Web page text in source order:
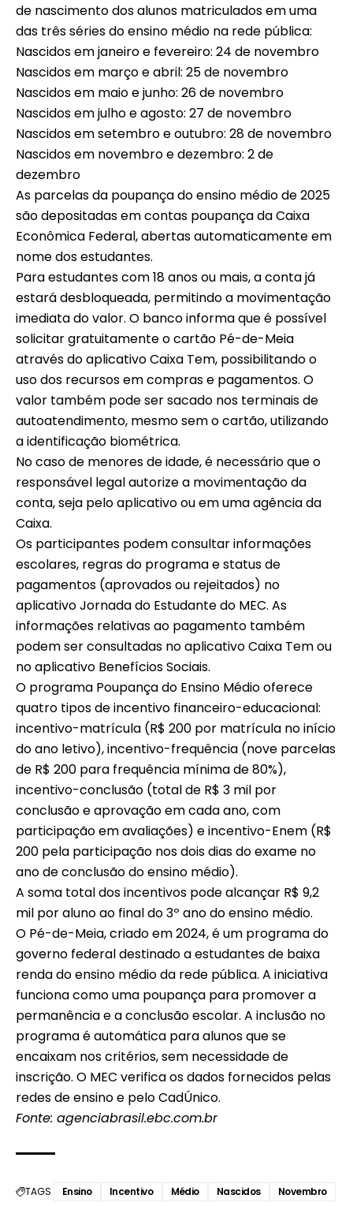
de nascimento dos alunos matriculados em uma
das três séries do ensino médio na rede pública:
Nascidos em janeiro e fevereiro: 24 de novembro
Nascidos em março e abril: 25 de novembro
Nascidos em maio e junho: 26 de novembro
Nascidos em julho e agosto: 27 de novembro
Nascidos em setembro e outubro: 28 de novembro
Nascidos em novembro e dezembro: 2 de
dezembro
As parcelas da poupança do ensino médio de 2025
são depositadas em contas poupança da Caixa
Econômica Federal, abertas automaticamente em
nome dos estudantes.
Para estudantes com 18 anos ou mais, a conta já
estará desbloqueada, permitindo a movimentação
imediata do valor. O banco informa que é possível
solicitar gratuitamente o cartão Pé-de-Meia
através do aplicativo Caixa Tem, possibilitando o
uso dos recursos em compras e pagamentos. O
valor também pode ser sacado nos terminais de
autoatendimento, mesmo sem o cartão, utilizando
a identificação biométrica.
No caso de menores de idade, é necessário que o
responsável legal autorize a movimentação da
conta, seja pelo aplicativo ou em uma agência da
Caixa.
Os participantes podem consultar informações
escolares, regras do programa e status de
pagamentos (aprovados ou rejeitados) no
aplicativo Jornada do Estudante do MEC. As
informações relativas ao pagamento também
podem ser consultadas no aplicativo Caixa Tem ou
no aplicativo Benefícios Sociais.
O programa Poupança do Ensino Médio oferece
quatro tipos de incentivo financeiro-educacional:
incentivo-matrícula (R$ 200 por matrícula no início
do ano letivo), incentivo-frequência (nove parcelas
de R$ 200 para frequência mínima de 80%),
incentivo-conclusão (total de R$ 3 mil por
conclusão e aprovação em cada ano, com
participação em avaliações) e incentivo-Enem (R$
200 pela participação nos dois dias do exame no
ano de conclusão do ensino médio).
A soma total dos incentivos pode alcançar R$ 9,2
mil por aluno ao final do 3º ano do ensino médio.
O Pé-de-Meia, criado em 2024, é um programa do
governo federal destinado a estudantes de baixa
renda do ensino médio da rede pública. A iniciativa
funciona como uma poupança para promover a
permanência e a conclusão escolar. A inclusão no
programa é automática para alunos que se
encaixam nos critérios, sem necessidade de
inscrição. O MEC verifica os dados fornecidos pelas
redes de ensino e pelo CadÚnico.
Fonte: agenciabrasil.ebc.com.br
TAGS Ensino Incentivo Médio Nascidos Novembro